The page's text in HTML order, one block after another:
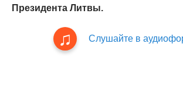
Президента Литвы.
Слушайте в